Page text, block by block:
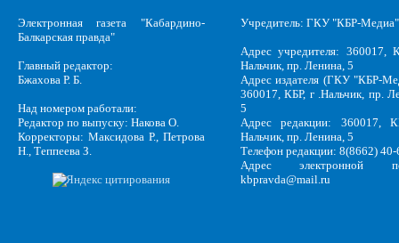
Электронная газета "Кабардино-
Балкарская правда"
Главный редактор:
Бжахова Р. Б.
Над номером работали:
Редактор по выпуску: Накова О.
Корректоры: Максидова Р., Петрова
Н., Теппеева З.
Учредитель: ГКУ "КБР-Медиа"
Адрес учредителя: 360017,
Нальчик, пр. Ленина, 5
Адрес издателя (ГКУ "КБР-
360017, КБР, г .Нальчик, пр.
5
Адрес редакции: 360017,
Нальчик, пр. Ленина, 5
Телефон редакции: 8(8662)
Адрес электронной
kbpravda@mail.ru